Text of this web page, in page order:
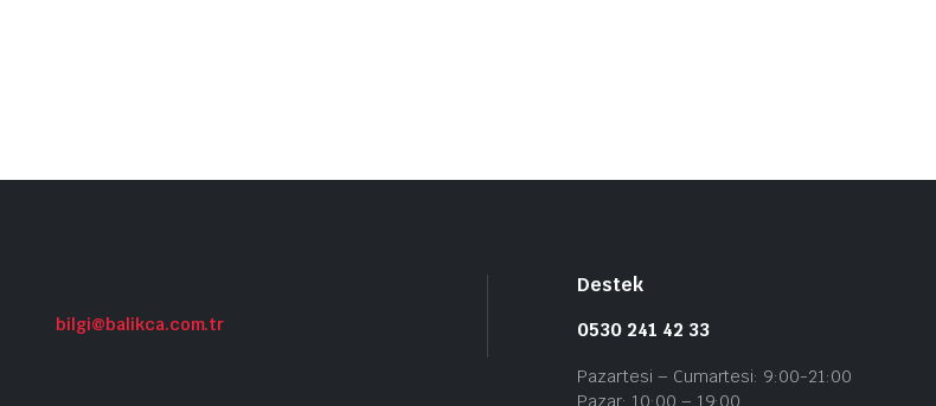
bilgi@balikca.com.tr
Destek
0530 241 42 33
Pazartesi – Cumartesi: 9:00-21:00
Pazar: 10:00 – 19:00